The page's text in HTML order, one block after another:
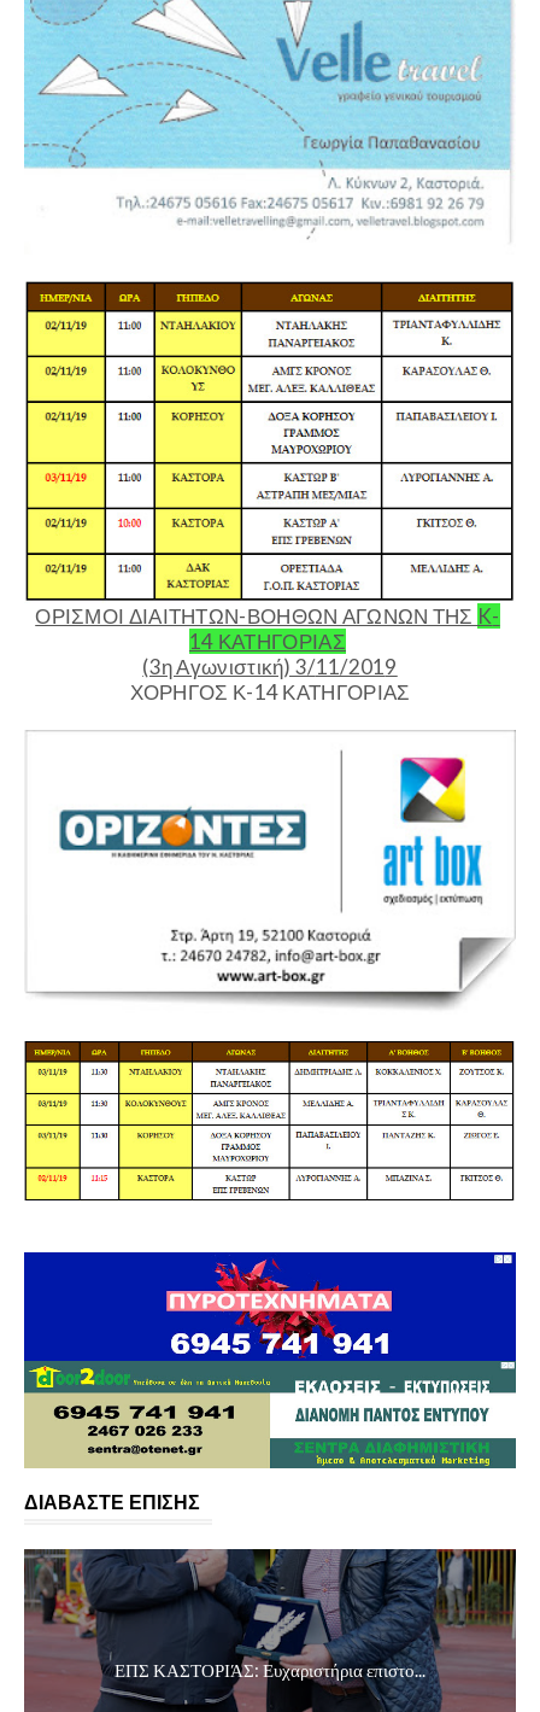
ΟΡΙΣΜΟΙ ΔΙΑΙΤΗΤΩΝ-ΒΟΗΘΩΝ ΑΓΩΝΩΝ ΤΗΣ K-
14 ΚΑΤΗΓΟΡΙΑΣ
(3η Αγωνιστική) 3/11/2019
ΧΟΡΗΓΟΣ Κ-14 ΚΑΤΗΓΟΡΙΑΣ
ΔΙΑΒΑΣΤΕ ΕΠΙΣΗΣ
ΕΠΣ ΚΑΣΤΟΡΙΆΣ: Ευχαριστήρια επιστο...